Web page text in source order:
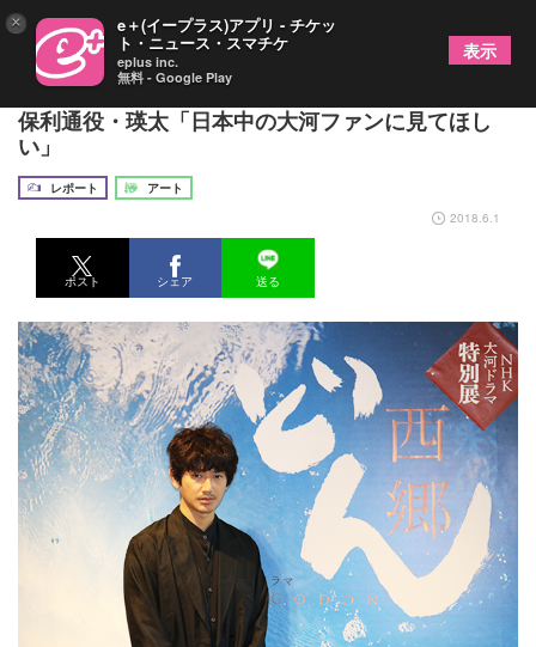
NHK大河ドラマ特別展『西郷どん』レポート 大久
保利通役・瑛太「日本中の大河ファンに見てほし
い」
レポート
アート
2018.6.1
ポスト シェア 送る
× e＋(イープラス)アプリ - チケッ
ト・ニュース・スマチケ
eplus inc.
無料 - Google Play
表示